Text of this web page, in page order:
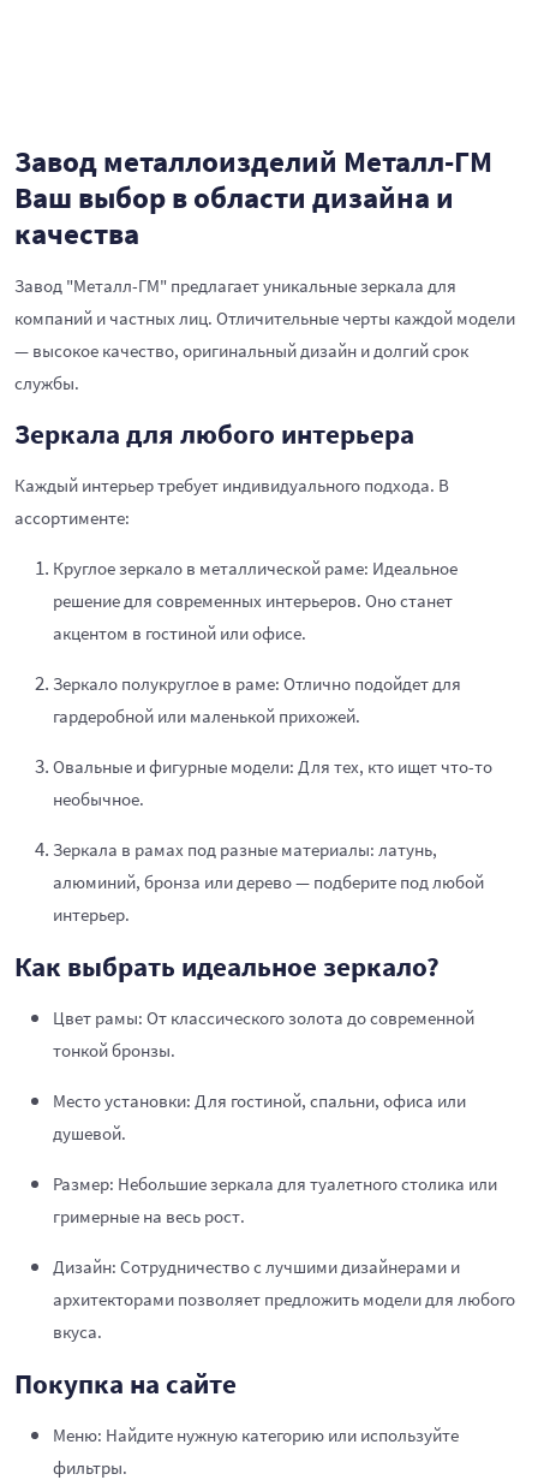
Завод металлоизделий Металл-ГМ
Ваш выбор в области дизайна и
качества
Завод "Металл-ГМ" предлагает уникальные зеркала для
компаний и частных лиц. Отличительные черты каждой модели
— высокое качество, оригинальный дизайн и долгий срок
службы.
Зеркала для любого интерьера
Каждый интерьер требует индивидуального подхода. В
ассортименте:
Круглое зеркало в металлической раме: Идеальное
решение для современных интерьеров. Оно станет
акцентом в гостиной или офисе.
Зеркало полукруглое в раме: Отлично подойдет для
гардеробной или маленькой прихожей.
Овальные и фигурные модели: Для тех, кто ищет что-то
необычное.
Зеркала в рамах под разные материалы: латунь,
алюминий, бронза или дерево — подберите под любой
интерьер.
Как выбрать идеальное зеркало?
Цвет рамы: От классического золота до современной
тонкой бронзы.
Место установки: Для гостиной, спальни, офиса или
душевой.
Размер: Небольшие зеркала для туалетного столика или
гримерные на весь рост.
Дизайн: Сотрудничество с лучшими дизайнерами и
архитекторами позволяет предложить модели для любого
вкуса.
Покупка на сайте
Меню: Найдите нужную категорию или используйте
фильтры.